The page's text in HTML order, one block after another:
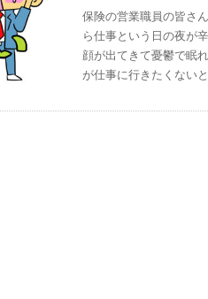
保険の営業職員の皆さ
ら仕事という日の夜が
顔が出てきて憂鬱で眠
が仕事に行きたくない